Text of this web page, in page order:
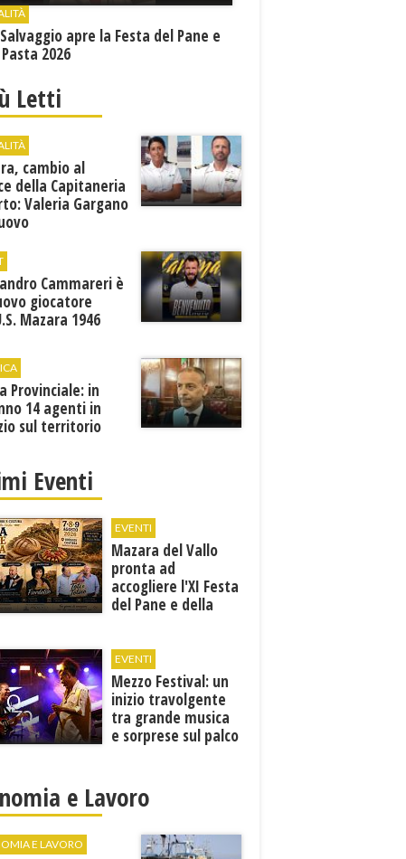
apre la Festa del Pane e
2026
Letti
cambio al
della Capitaneria
Valeria Gargano
Cammareri è
giocatore
Mazara 1946
Provinciale: in
14 agenti in
sul territorio
Eventi
EVENTI
Mazara del Vallo
pronta ad
accogliere l'XI Festa
del Pane e della
EVENTI
Mezzo Festival: un
inizio travolgente
tra grande musica
e sorprese sul palco
e Lavoro
E LAVORO